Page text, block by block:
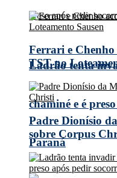
Ladrão tenta
chaminé e é
Paraná
Ferrari e
TST no
Padre Dionísio
sobre Corpus